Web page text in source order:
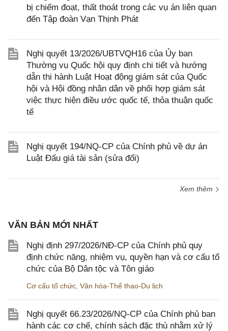
bị chiếm đoạt, thất thoát trong các vụ án liên quan
đến Tập đoàn Vạn Thịnh Phát
Nghị quyết 13/2026/UBTVQH16 của Ủy ban
Thường vụ Quốc hội quy định chi tiết và hướng
dẫn thi hành Luật Hoạt động giám sát của Quốc
hội và Hội đồng nhân dân về phối hợp giám sát
việc thực hiện điều ước quốc tế, thỏa thuận quốc
tế
Nghị quyết 194/NQ-CP của Chính phủ về dự án
Luật Đấu giá tài sản (sửa đổi)
Xem thêm
VĂN BẢN MỚI NHẤT
Nghị định 297/2026/NĐ-CP của Chính phủ quy
định chức năng, nhiệm vụ, quyền hạn và cơ cấu tổ
chức của Bộ Dân tộc và Tôn giáo
Cơ cấu tổ chức Văn hóa-Thể thao-Du lịch
Nghị quyết 66.23/2026/NQ-CP của Chính phủ ban
hành các cơ chế, chính sách đặc thù nhằm xử lý